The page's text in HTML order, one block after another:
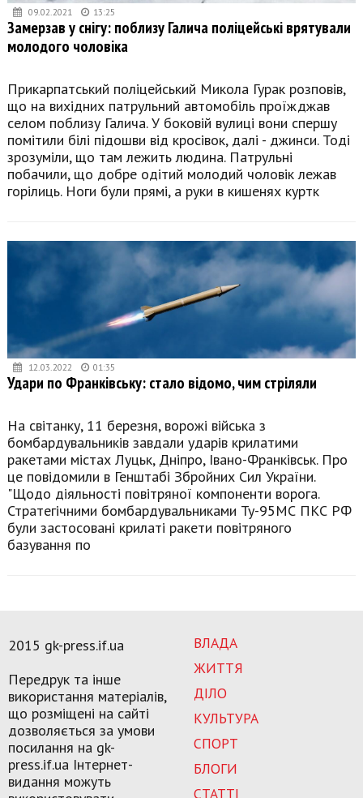
09.02.2021 13:25
Замерзав у снігу: поблизу Галича поліцейські врятували
молодого чоловіка
Прикарпатський поліцейський Микола Гурак розповів,
що на вихідних патрульний автомобіль проїжджав
селом поблизу Галича. У боковій вулиці вони спершу
помітили білі підошви від кросівок, далі - джинси. Тоді
зрозуміли, що там лежить людина. Патрульні
побачили, що добре одітий молодий чоловік лежав
горілиць. Ноги були прямі, а руки в кишенях куртк
12.03.2022 01:35
Удари по Франківську: стало відомо, чим стріляли
На світанку, 11 березня, ворожі війська з
бомбардувальників завдали ударів крилатими
ракетами містах Луцьк, Дніпро, Івано-Франківськ. Про
це повідомили в Генштабі Збройних Сил України.
"Щодо діяльності повітряної компоненти ворога.
Стратегічними бомбардувальниками Ту-95МС ПКС РФ
були застосовані крилаті ракети повітряного
базування по
ВЛАДА
ЖИТТЯ
ДІЛО
КУЛЬТУРА
СПОРТ
БЛОГИ
СТАТТІ
2015 gk-press.if.ua
Передрук та інше
використання матеріалів,
що розміщені на сайті
дозволяється за умови
посилання на gk-
press.if.ua Інтернет-
видання можуть